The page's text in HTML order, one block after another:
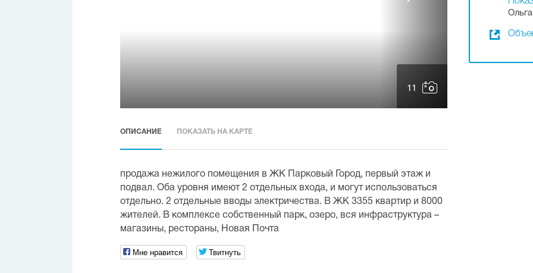
11
ОПИСАНИЕ ПОКАЗАТЬ НА КАРТЕ
продажа нежилого помещения в ЖК Парковый Город, первый этаж и
подвал. Оба уровня имеют 2 отдельных входа, и могут использоваться
отдельно. 2 отдельные вводы электричества. В ЖК 3355 квартир и 8000
жителей. В комплексе собственный парк, озеро, вся инфраструктура –
магазины, рестораны, Новая Почта
Мне нравится Твитнуть